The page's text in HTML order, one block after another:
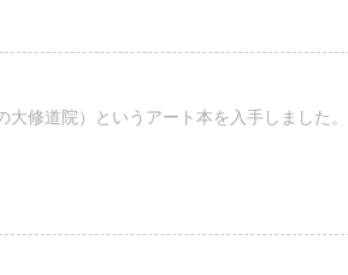
大修道院）というアート本を入手しました。